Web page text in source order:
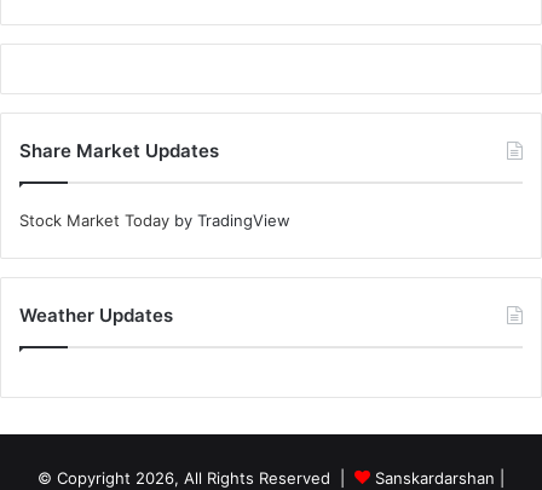
Share Market Updates
Stock Market Today by TradingView
Weather Updates
© Copyright 2026, All Rights Reserved | Sanskardarshan